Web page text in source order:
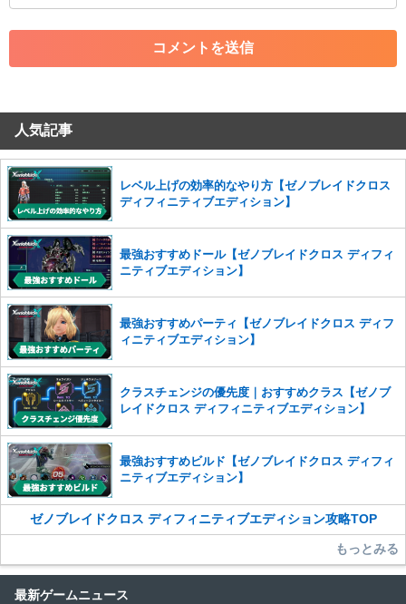
・アカウントの売買など金銭が絡む内容の投稿
・各ゲームのネタバレを含む内容の投稿
・その他、管理者が不適切と判断した投稿
コメントの削除を申請する
せていただきます。ご了承ください。
※一度削除したコメントは復元ができませんのでご注意くだ
さい。
また、過度な利用規約の違反や、弊社に損害の及ぶ内容の書き込みがあ
った場合は、法的措置をとらせていただく場合もございますので、あら
かじめご理解くださいませ。
人気記事
レベル上げの効率的なやり方【ゼノブレイドクロス
ディフィニティブエディション】
最強おすすめドール【ゼノブレイドクロス ディフィ
ニティブエディション】
最強おすすめパーティ【ゼノブレイドクロス ディフ
ィニティブエディション】
クラスチェンジの優先度｜おすすめクラス【ゼノブ
レイドクロス ディフィニティブエディション】
最強おすすめビルド【ゼノブレイドクロス ディフィ
ニティブエディション】
ゼノブレイドクロス ディフィニティブエディション攻略TOP
もっとみる
最新ゲームニュース